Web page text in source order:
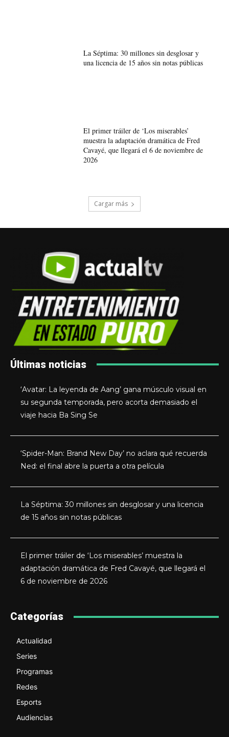
La Séptima: 30 millones sin desglosar y
una licencia de 15 años sin notas públicas
El primer tráiler de ‘Los miserables’
muestra la adaptación dramática de Fred
Cavayé, que llegará el 6 de noviembre de
2026
Cargar más
Últimas noticias
‘Avatar: La leyenda de Aang’ gana músculo visual en
su segunda temporada, pero acorta demasiado el
viaje hacia Ba Sing Se
‘Spider-Man: Brand New Day’ no aclara qué recuerda
Ned: el final abre la puerta a otra película
La Séptima: 30 millones sin desglosar y una licencia
de 15 años sin notas públicas
El primer tráiler de ‘Los miserables’ muestra la
adaptación dramática de Fred Cavayé, que llegará el
6 de noviembre de 2026
Categorías
Actualidad
Series
Programas
Redes
Esports
Audiencias